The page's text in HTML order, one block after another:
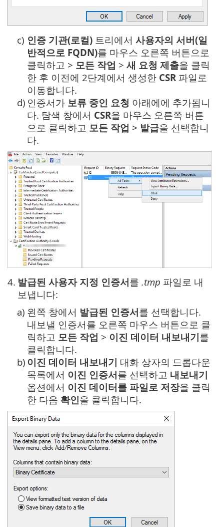
c) 인증 기관(로컬) 트리에서 사용자의 서버(일
반적으로 FQDN)를 마우스 오른쪽 버튼으로
클릭하고 > 모든 작업 > 새 요청 제출을 클릭
한 후 이전에 2단계에서 생성한 CSR 파일로
이동합니다.
d) 인증서가 보류 중인 요청 아래에에 추가됩니
다. 탐색 창에서 CSR을 마우스 오른쪽 버튼
으로 클릭하고 모든 작업 > 발급을 선택합니
다.
4. 발급된 사용자 지정 인증서를 .tmp 파일로 내
보냅니다:
a) 왼쪽 창에서 발급된 인증서를 선택합니다.
내보낼 인증서를 오른쪽 마우스 버튼으로 클
릭하고 모든 작업 > 이진 데이터 내보내기를
클릭합니다.
b) 이진 데이터 내보내기 대화 상자의 드롭다운
목록에서 이진 인증서를 선택하고 내보내기
옵션에서 이진 데이터를 파일로 저장을 클릭
한 다음 확인을 클릭합니다.